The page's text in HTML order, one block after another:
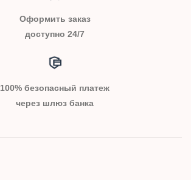
Оформить заказ
доступно 24/7
100% безопасный платеж
через шлюз банка